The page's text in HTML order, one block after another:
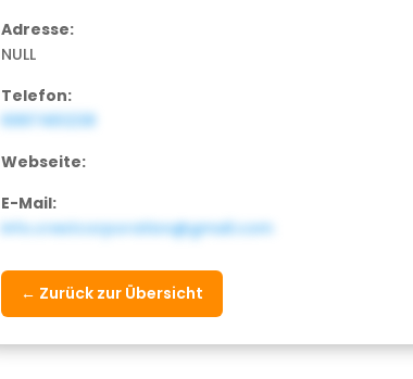
Adresse:
NULL
Telefon:
6997461238
Webseite:
E-Mail:
info.crestcorporation@gmail.com
← Zurück zur Übersicht